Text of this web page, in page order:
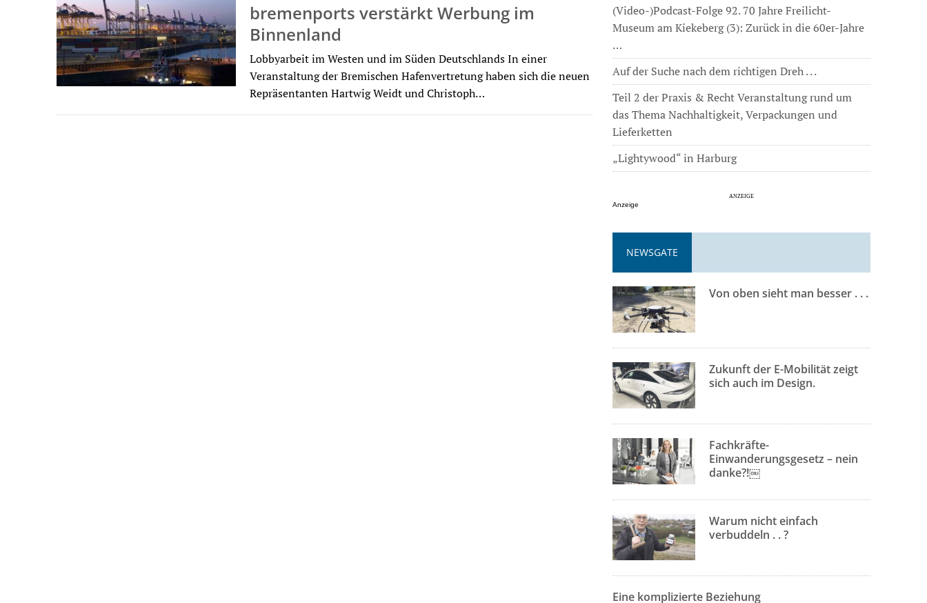
bremenports verstärkt Werbung im
Binnenland
Lobbyarbeit im Westen und im Süden Deutschlands In einer
Veranstaltung der Bremischen Hafenvertretung haben sich die neuen
Repräsentanten Hartwig Weidt und Christoph…
(Video-)Podcast-Folge 92. 70 Jahre Freilicht-
Museum am Kiekeberg (3): Zurück in die 60er-Jahre
…
Auf der Suche nach dem richtigen Dreh . . .
Teil 2 der Praxis & Recht Veranstaltung rund um
das Thema Nachhaltigkeit, Verpackungen und
Lieferketten
„Lightywood“ in Harburg
Anzeige
NEWSGATE
Von oben sieht man besser . . .
Zukunft der E-Mobilität zeigt
sich auch im Design.
Fachkräfte-
Einwanderungsgesetz – nein
danke?!￼
Warum nicht einfach
verbuddeln . . ?
Eine komplizierte Beziehung